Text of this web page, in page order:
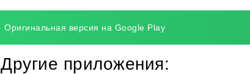
Оригинальная версия на Google Play
Другие приложения: